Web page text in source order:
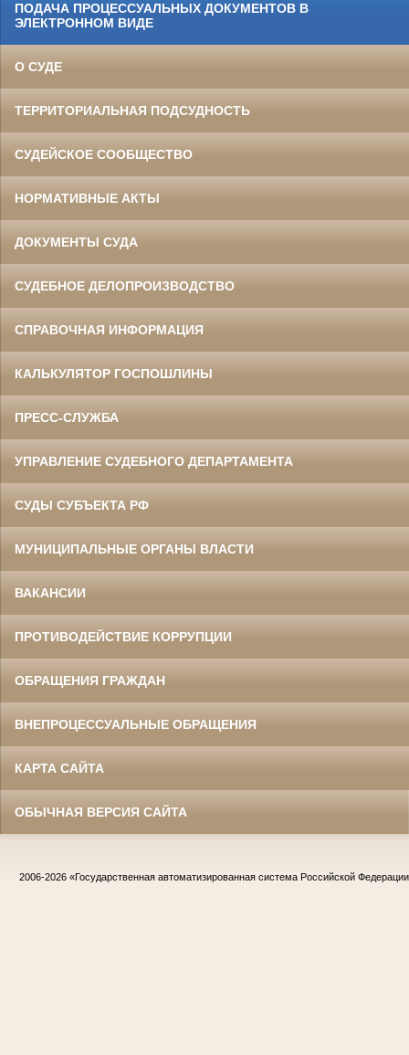
ПОДАЧА ПРОЦЕССУАЛЬНЫХ ДОКУМЕНТОВ В
ЭЛЕКТРОННОМ ВИДЕ
О СУДЕ
ТЕРРИТОРИАЛЬНАЯ ПОДСУДНОСТЬ
СУДЕЙСКОЕ СООБЩЕСТВО
НОРМАТИВНЫЕ АКТЫ
ДОКУМЕНТЫ СУДА
СУДЕБНОЕ ДЕЛОПРОИЗВОДСТВО
СПРАВОЧНАЯ ИНФОРМАЦИЯ
КАЛЬКУЛЯТОР ГОСПОШЛИНЫ
ПРЕСС-СЛУЖБА
УПРАВЛЕНИЕ СУДЕБНОГО ДЕПАРТАМЕНТА
СУДЫ СУБЪЕКТА РФ
МУНИЦИПАЛЬНЫЕ ОРГАНЫ ВЛАСТИ
ВАКАНСИИ
ПРОТИВОДЕЙСТВИЕ КОРРУПЦИИ
ОБРАЩЕНИЯ ГРАЖДАН
ВНЕПРОЦЕССУАЛЬНЫЕ ОБРАЩЕНИЯ
КАРТА САЙТА
ОБЫЧНАЯ ВЕРСИЯ САЙТА
2006-2026 «Государственная автоматизированная система Российской